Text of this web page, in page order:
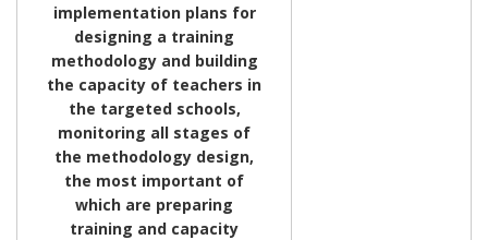
implementation plans for
designing a training
methodology and building
the capacity of teachers in
the targeted schools,
monitoring all stages of
the methodology design,
the most important of
which are preparing
training and capacity